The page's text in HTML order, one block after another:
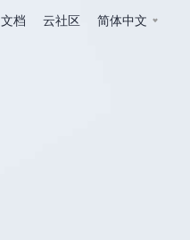
文档 云社区 简体中文